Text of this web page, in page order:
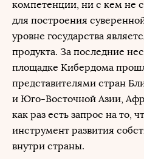
компетенции, ни с кем не
для построения
уровне государства
продукта. За последние
площадке Кибердома
представителями стран
и Юго-Восточной Азии,
как раз есть запрос на то,
инструмент развития
внутри страны.